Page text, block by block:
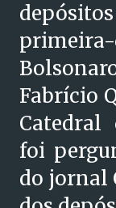
Fabrício
Catedral
foi
do jornal